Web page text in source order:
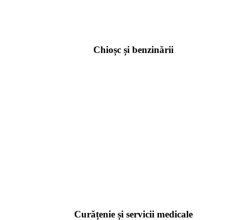
Chioșc și benzinării
Curățenie și servicii medicale